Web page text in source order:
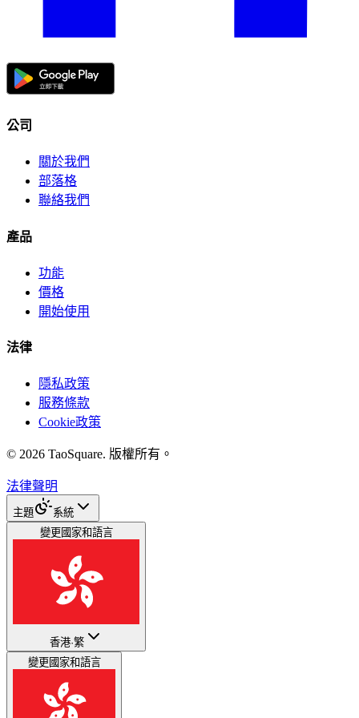
公司
關於我們
部落格
聯絡我們
產品
功能
價格
開始使用
法律
隱私政策
服務條款
Cookie政策
© 2026 TaoSquare. 版權所有。
法律聲明
主題
系統
變更國家和語言
香港·繁
變更國家和語言